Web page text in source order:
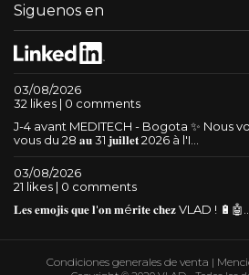
Siguenos en
03/08/2026
32 likes | 0 comments
J-4 avant MEDITECH - Bogota ✨ Nous
vous du 28 𝐚𝐮 31 𝐣𝐮𝐢𝐥𝐥𝐞𝐭 2026 à l'I...
03/08/2026
21 likes | 0 comments
𝐋𝐞𝐬 𝐞𝐦𝐨𝐣𝐢𝐬 𝐪𝐮𝐞 𝐥'𝐨𝐧 𝐦é𝐫𝐢𝐭𝐞 𝐜𝐡𝐞𝐳 VLAD ! 🔋🤖...
Condiciones generales de venta |